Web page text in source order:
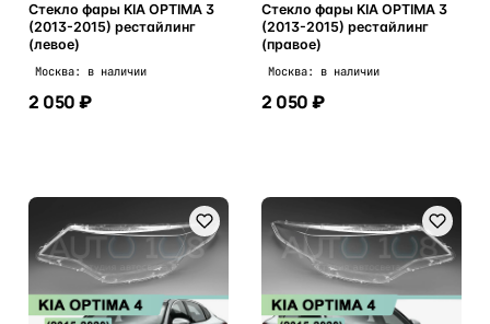
Стекло фары KIA OPTIMA 3
(2013-2015) рестайлинг
(левое)
Москва: в наличии
2 050 ₽
Стекло фары KIA OPTIMA 3
(2013-2015) рестайлинг
(правое)
Москва: в наличии
2 050 ₽